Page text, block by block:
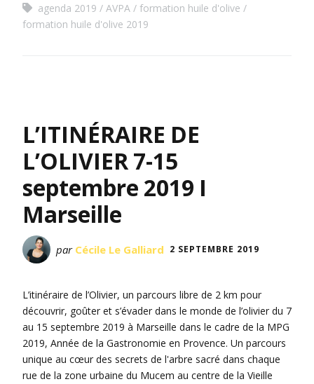
agenda 2019
AVPA
formation huile d'olive
formation huile d'olive 2019
L’ITINÉRAIRE DE
L’OLIVIER 7-15
septembre 2019 I
Marseille
par Cécile Le Galliard 2 SEPTEMBRE 2019
L’itinéraire de l’Olivier, un parcours libre de 2 km pour
découvrir, goûter et s’évader dans le monde de l’olivier du 7
au 15 septembre 2019 à Marseille dans le cadre de la MPG
2019, Année de la Gastronomie en Provence. Un parcours
unique au cœur des secrets de l'arbre sacré dans chaque
rue de la zone urbaine du Mucem au centre de la Vieille